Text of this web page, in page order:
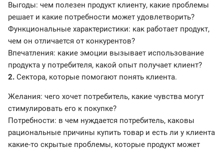
Выгоды: чем полезен продукт клиенту, какие проблемы
решает и какие потребности может удовлетворить?
Функциональные характеристики: как работает продукт,
чем он отличается от конкурентов?
Впечатления: какие эмоции вызывает использование
продукта у потребителя, какой опыт получает клиент?
2. Сектора, которые помогают понять клиента.
Желания: чего хочет потребитель, какие чувства могут
стимулировать его к покупке?
Потребности: в чем нуждается потребитель, каковы
рациональные причины купить товар и есть ли у клиента
какие-то скрытые проблемы, которые продукт может